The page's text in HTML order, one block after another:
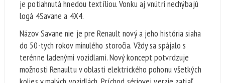
je potiahnutá hnedou textíliou. Vonku aj vnútri nechýbajú
logá 4Savane a 4X4.
Názov Savane nie je pre Renault nový a jeho história siaha
do 50-tych rokov minulého storočia. Vždy sa spájalo s
terénne ladenými vozidlami. Nový koncept potvrdzuje
možnosti Renaultu v oblasti elektrického pohonu všetkých